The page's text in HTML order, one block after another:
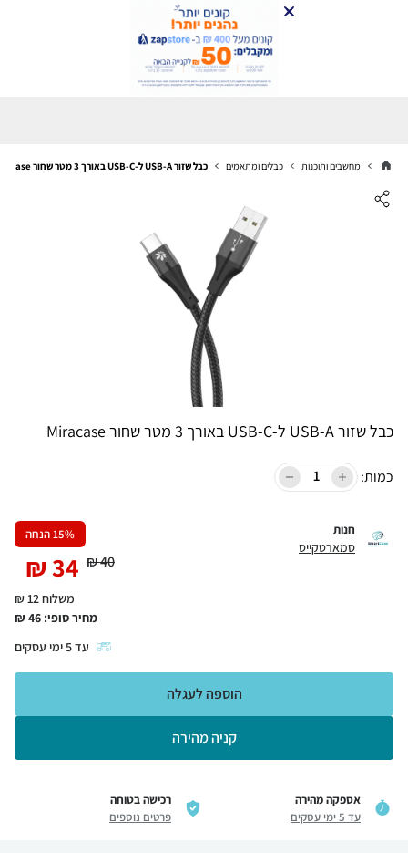
מחשבים ותוכנות כבלים ומתאמים כבל שזור USB-A ל-USB-C באורך 3 מטר שחור Miracase
כבל שזור USB-A ל-USB-C באורך 3 מטר שחור Miracase
כמות:
חנות
סמארטקייס
15% הנחה
40
₪
34
₪
משלוח 12 ₪
מחיר סופי: 46
₪
עד5ימי עסקים
קניה מהירה
הוספה לעגלה
אספקה מהירה
עד 5 ימי עסקים
רכישה בטוחה
פרטים נוספים